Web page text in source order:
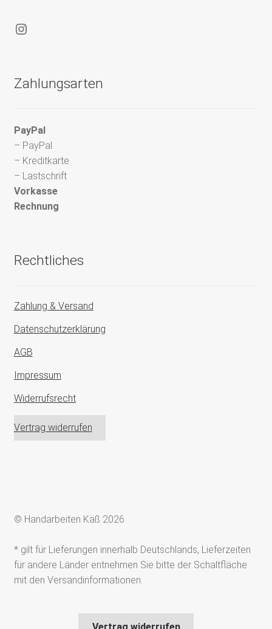
Instagram
Zahlungsarten
PayPal
– PayPal
– Kreditkarte
– Lastschrift
Vorkasse
Rechnung
Rechtliches
Zahlung & Versand
Datenschutzerklärung
AGB
Impressum
Widerrufsrecht
Vertrag widerrufen
© Handarbeiten Käß 2026
* gilt für Lieferungen innerhalb Deutschlands, Lieferzeiten
für andere Länder entnehmen Sie bitte der Schaltfläche
mit den Versandinformationen.